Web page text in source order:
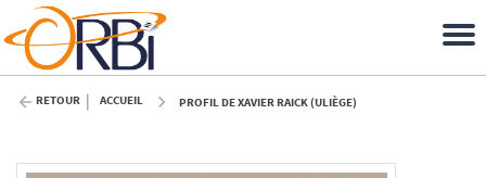
RETOUR ACCUEIL PROFIL DE XAVIER RAICK (ULIÈGE)